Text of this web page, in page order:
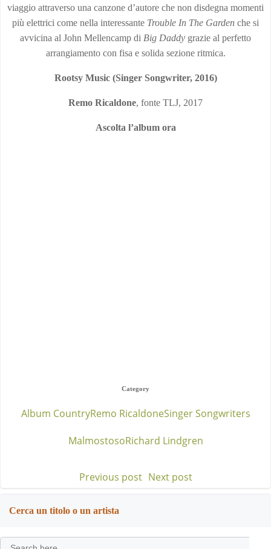
viaggio attraverso una canzone d’autore che non disdegna momenti
più elettrici come nella interessante Trouble In The Garden che si
avvicina al John Mellencamp di Big Daddy grazie al perfetto
arrangiamento con fisa e solida sezione ritmica.
Rootsy Music (Singer Songwriter, 2016)
Remo Ricaldone, fonte TLJ, 2017
Ascolta l’album ora
Category
Album CountryRemo RicaldoneSinger Songwriters
MalmostosoRichard Lindgren
Post
navigation
Previous post Post
Next post
Cerca un titolo o un artista
Search